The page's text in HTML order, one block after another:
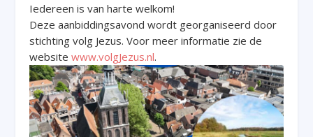
Iedereen is van harte welkom!
Deze aanbiddingsavond wordt georganiseerd door
stichting volg Jezus. Voor meer informatie zie de
websitewww.volgJezus.nl.